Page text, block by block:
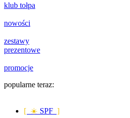
klub tołpa
nowości
zestawy
prezentowe
promocje
popularne teraz:
[ ☀️ SPF ]